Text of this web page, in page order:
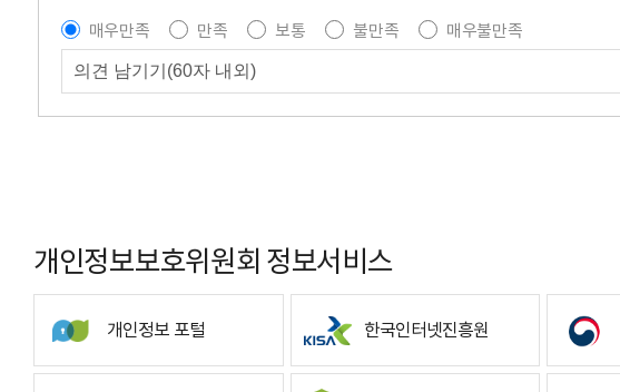
매우만족
만족 보통 불만족
매우불만족
개인정보보호위원회 정보서비스
개인정보 포털 한국인터넷진흥원